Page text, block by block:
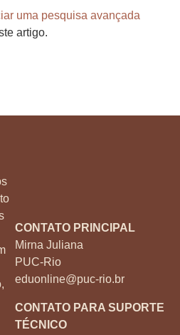
uma pesquisa avançada
artigo.
CONTATO PRINCIPAL
Mirna Juliana
PUC-Rio
eduonline@puc-rio.br
CONTATO PARA SUPORTE
TÉCNICO